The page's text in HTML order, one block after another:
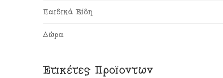
Παιδικά Είδη
Δώρα
Ετικέτες Προϊόντων